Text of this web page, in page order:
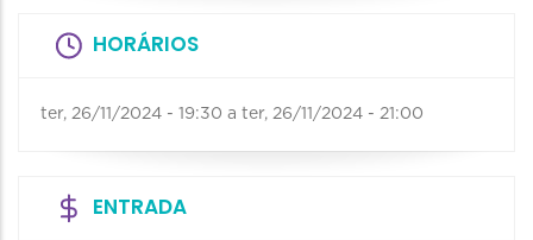
HORÁRIOS
ter, 26/11/2024 - 19:30 a ter, 26/11/2024 - 21:00
ENTRADA